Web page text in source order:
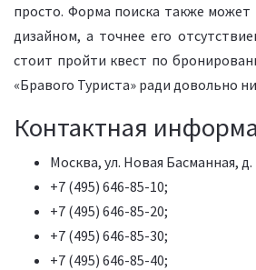
просто. Форма поиска также может
дизайном, а точнее его
стоит пройти квест по
«Бравого Туриста» ради довольно
Контактная
Москва, ул. Новая Басманная, д.
+7 (495) 646-85-10;
+7 (495) 646-85-20;
+7 (495) 646-85-30;
+7 (495) 646-85-40;